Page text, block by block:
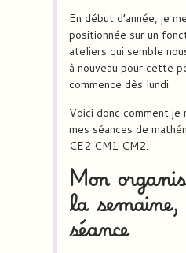
En début d’année, je
positionnée sur un
ateliers qui semble
à nouveau pour cette
commence dès lundi.
Voici donc comment je
mes séances de
CE2 CM1 CM2.
Mon
la
séance